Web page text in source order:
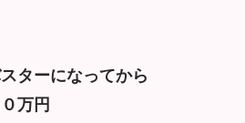
ターになってから
万円